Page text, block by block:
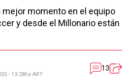
mejor momento en el equipo
y desde el Millonario están
- 13:28hs ART
13